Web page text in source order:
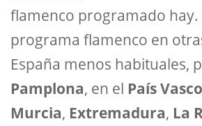
flamenco programado hay.
programa flamenco en
España menos habituales,
Pamplona, en el País Vasco
Murcia, Extremadura, La